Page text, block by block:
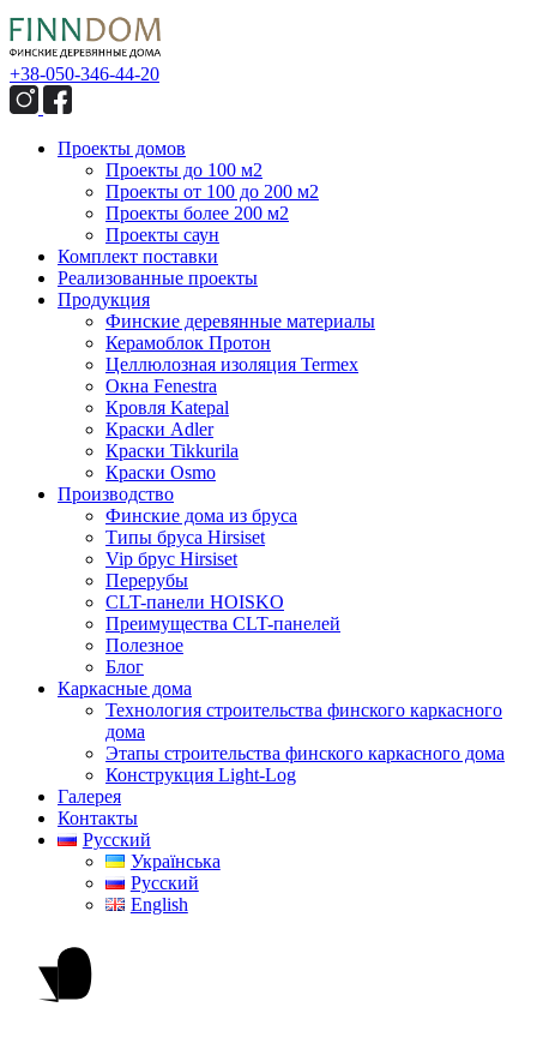
+38-050-346-44-20
Проекты домов
Проекты до 100 м2
Проекты от 100 до 200 м2
Проекты более 200 м2
Проекты саун
Комплект поставки
Реализованные проекты
Продукция
Финские деревянные материалы
Керамоблок Протон
Целлюлозная изоляция Termex
Окна Fenestra
Кровля Katepal
Краски Adler
Краски Tikkurila
Краски Osmo
Производство
Финские дома из бруса
Типы бруса Hirsiset
Vip брус Hirsiset
Перерубы
CLT-панели HOISKO
Преимущества CLT-панелей
Полезное
Блог
Каркасные дома
Технология строительства финского каркасного
дома
Этапы строительства финского каркасного дома
Конструкция Light-Log
Галерея
Контакты
Русский
Українська
Русский
English